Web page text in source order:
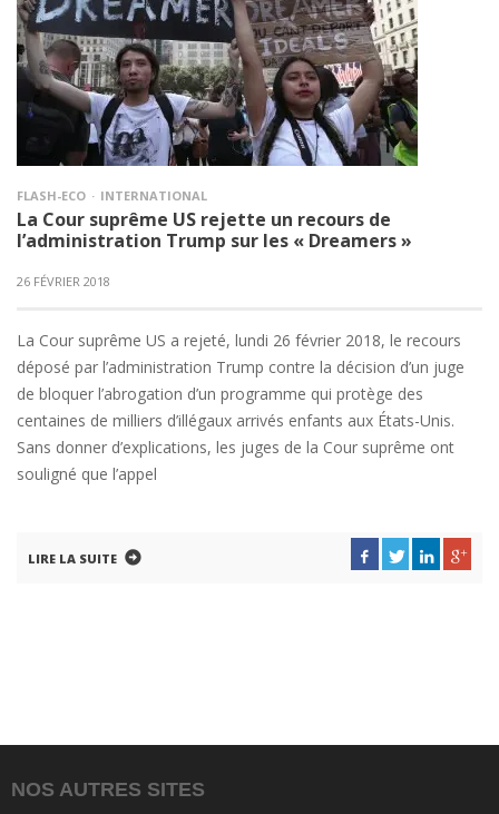
FLASH-ECO INTERNATIONAL
La Cour suprême US rejette un recours de
l’administration Trump sur les « Dreamers »
26 FÉVRIER 2018
La Cour suprême US a rejeté, lundi 26 février 2018, le recours
déposé par l’administration Trump contre la décision d’un juge
de bloquer l’abrogation d’un programme qui protège des
centaines de milliers d’illégaux arrivés enfants aux États-Unis.
Sans donner d’explications, les juges de la Cour suprême ont
souligné que l’appel
LIRE LA SUITE
NOS AUTRES SITES